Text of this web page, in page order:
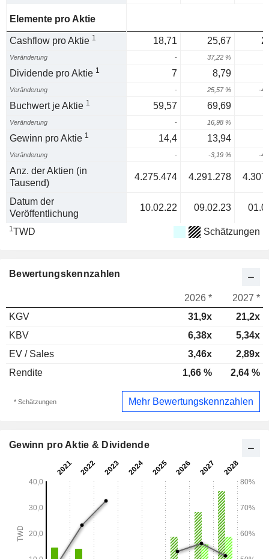
Elemente pro Aktie
Cashflow pro Aktie 1 18,71 25,67
Veränderung - 37,22 %
Dividende pro Aktie 1 7 8,79
Veränderung - 25,57 % -
Buchwert je Aktie 1 59,57 69,69
Veränderung - 16,98 %
Gewinn pro Aktie 1 14,4 13,94
Veränderung - -3,19 % -
Anz. der Aktien (in
Tausend)
4.275.474 4.291.278
Datum der
Veröffentlichung
10.02.22 09.02.23
1TWD Schätzungen
Bewertungskennzahlen
2026 *
2027 *
KGV
31,9x
21,2x
KBV
6,38x
5,34x
EV / Sales
3,46x
2,89x
Rendite
1,66 % 2,64 %
* Schätzungen Mehr Bewertungskennzahlen
Gewinn pro Aktie & Dividende